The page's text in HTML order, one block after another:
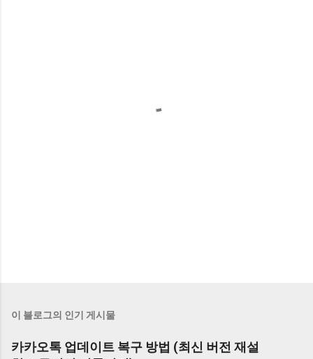
이 블로그의 인기 게시물
카카오톡 업데이트 복구 방법 (최신 버전 재설